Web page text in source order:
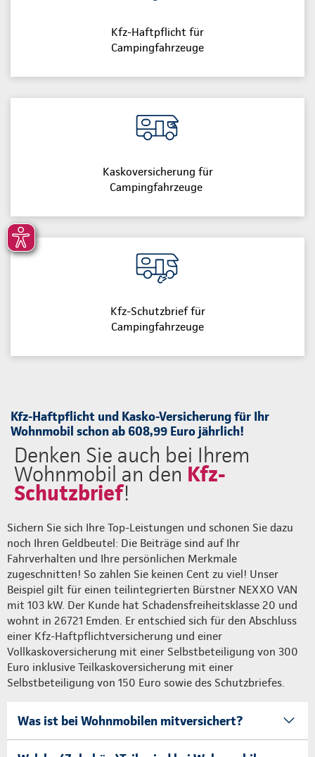
Kfz-Haftpflicht für
Campingfahrzeuge
Kaskoversicherung für
Campingfahrzeuge
Kfz-Schutzbrief für
Campingfahrzeuge
Kfz-Haftpflicht und Kasko-Versicherung für Ihr
Wohnmobil schon ab 608,99 Euro jährlich!
Denken Sie auch bei Ihrem
Wohnmobil an den Kfz-
Schutzbrief!
Sichern Sie sich Ihre Top-Leistungen und schonen Sie dazu
noch Ihren Geldbeutel: Die Beiträge sind auf Ihr
Fahrverhalten und Ihre persönlichen Merkmale
zugeschnitten! So zahlen Sie keinen Cent zu viel! Unser
Beispiel gilt für einen teilintegrierten Bürstner NEXXO VAN
mit 103 kW. Der Kunde hat Schadensfreiheitsklasse 20 und
wohnt in 26721 Emden. Er entschied sich für den Abschluss
einer Kfz-Haftpflichtversicherung und einer
Vollkaskoversicherung mit einer Selbstbeteiligung von 300
Euro inklusive Teilkaskoversicherung mit einer
Selbstbeteiligung von 150 Euro sowie des Schutzbriefes.
Was ist bei Wohnmobilen mitversichert?